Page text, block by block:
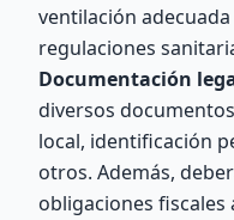
ventilación
regulaciones
Documentación
diversos
local, identificación
otros. Además,
obligaciones fiscales